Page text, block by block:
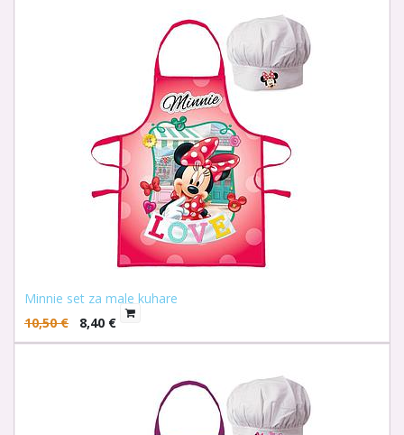
Minnie set za male kuhare
10,50€ 8,40 €